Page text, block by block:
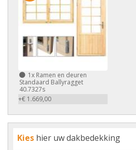
1x Ramen en deuren
Standaard Ballyragget
40.7327s
+€ 1.669,00
Kies hier uw dakbedekking